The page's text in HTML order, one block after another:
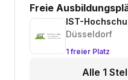
Freie
IST-
Düsseldorf
1 freier Platz
Alle 1